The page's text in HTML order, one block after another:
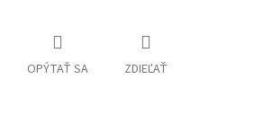
OPÝTAŤ SA ZDIEĽAŤ